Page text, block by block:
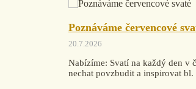
Poznáváme červencové
20.7.2026
Nabízíme: Svatí na každý den v
nechat povzbudit a inspirovat